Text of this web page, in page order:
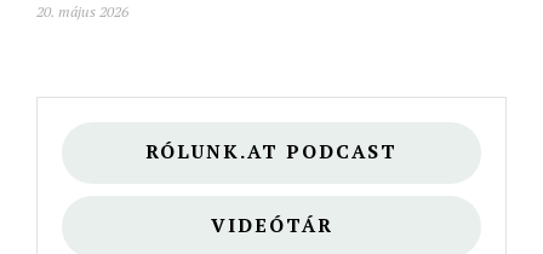
20. május 2026
RÓLUNK.AT PODCAST
VIDEÓTÁR